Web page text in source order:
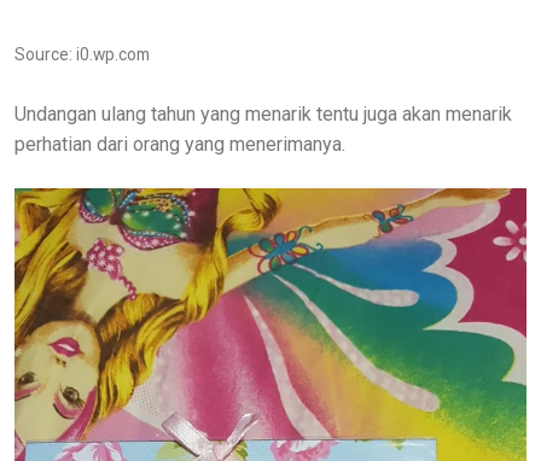
Source: i0.wp.com
Undangan ulang tahun yang menarik tentu juga akan menarik
perhatian dari orang yang menerimanya.